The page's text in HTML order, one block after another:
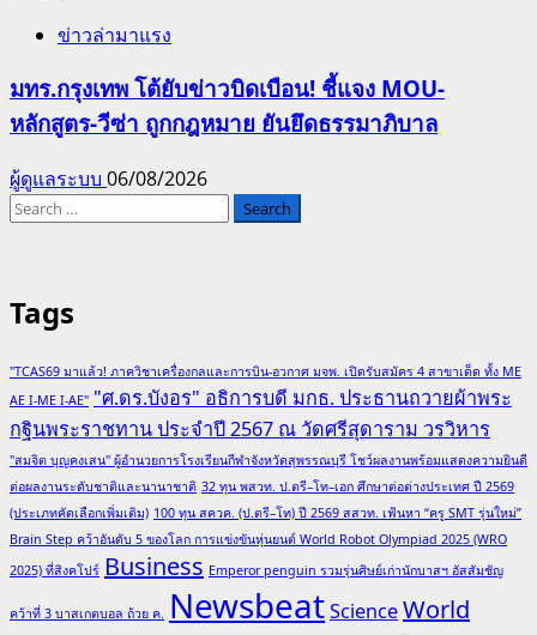
ข่าวล่ามาแรง
มทร.กรุงเทพ โต้ยับข่าวบิดเบือน! ชี้แจง MOU-
หลักสูตร-วีซ่า ถูกกฎหมาย ยันยึดธรรมาภิบาล
ผู้ดูแลระบบ 06/08/2026
Search
Tags
"TCAS69 มาแล้ว! ภาควิชาเครื่องกลและการบิน-อวกาศ มจพ. เปิดรับสมัคร 4 สาขาเด็ด ทั้ง ME
AE I-ME I-AE" "ศ.ดร.บังอร" อธิการบดี มกธ. ประธานถวายผ้าพระ
กฐินพระราชทาน ประจำปี 2567 ณ วัดศรีสุดาราม วรวิหาร
"สมจิต บุญคงเสน" ผู้อำนวยการโรงเรียนกีฬาจังหวัดสุพรรณบุรี โชว์ผลงานพร้อมแสดงความยินดี
ต่อผลงานระดับชาติและนานาชาติ 32 ทุน พสวท. ป.ตรี–โท–เอก ศึกษาต่อต่างประเทศ ปี 2569
(ประเภทคัดเลือกเพิ่มเติม) 100 ทุน สควค. (ป.ตรี–โท) ปี 2569 สสวท. เฟ้นหา “ครู SMT รุ่นใหม่”
Brain Step คว้าอันดับ 5 ของโลก การแข่งขันหุ่นยนต์ World Robot Olympiad 2025 (WRO
2025) ที่สิงคโปร์ Business Emperor penguin รวมรุ่นศิษย์เก่านักบาสฯ อัสสัมชัญ
คว้าที่ 3 บาสเกตบอล ถ้วย ค. NewsbeatScienceWorld